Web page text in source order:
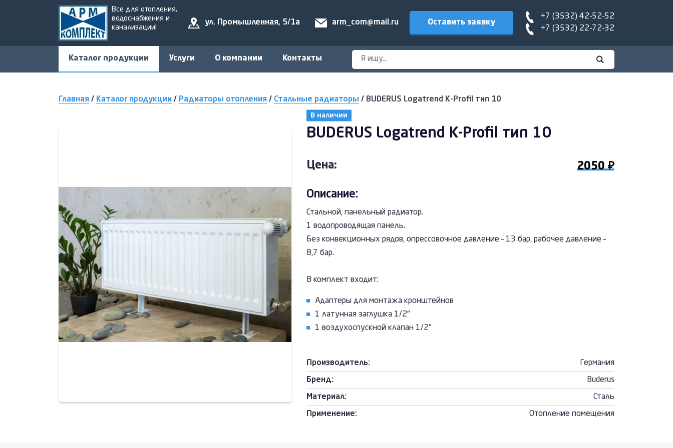
Все для отопления,
водоснабжения и
канализации!
ул. Промышленная, 5/1а arm_com@mail.ru Оставить заявку
+7 (3532) 42-52-52
+7 (3532) 22-72-32
Каталог продукции Услуги О компании Контакты
Главная / Каталог продукции / Радиаторы отопления / Стальные радиаторы / BUDERUS Logatrend K-Profil тип 10
В наличии
BUDERUS Logatrend K-Profil тип 10
Цена: 2050 ₽
Описание:
Стальной, панельный радиатор.
1 водопроводящая панель.
Без конвекционных рядов, опрессовочное давление – 13 бар, рабочее давление –
8,7 бар.
В комплект входит:
Адаптеры для монтажа кронштейнов
1 латунная заглушка 1/2"
1 воздухоспускной клапан 1/2"
Производитель: Германия
Бренд: Buderus
Материал: Сталь
Применение: Отопление помещения